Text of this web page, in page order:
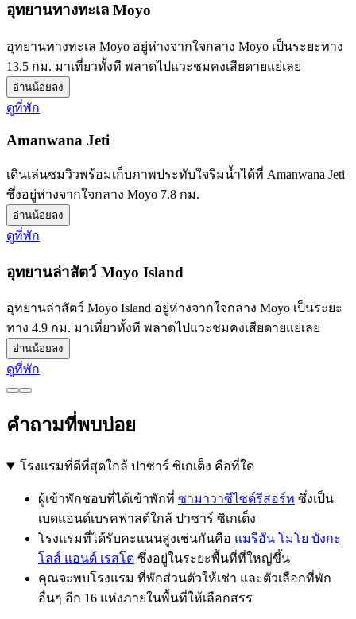
อุทยานทางทะเล Moyo
อุทยานทางทะเล Moyo อยู่ห่างจากใจกลาง Moyo เป็นระยะทาง
13.5 กม. มาเที่ยวทั้งที พลาดไปแวะชมคงเสียดายแย่เลย
อ่านน้อยลง
ดูที่พัก
Amanwana Jeti
เดินเล่นชมวิวพร้อมเก็บภาพประทับใจริมน้ำได้ที่ Amanwana Jeti
ซึ่งอยู่ห่างจากใจกลาง Moyo 7.8 กม.
อ่านน้อยลง
ดูที่พัก
อุทยานล่าสัตว์ Moyo Island
อุทยานล่าสัตว์ Moyo Island อยู่ห่างจากใจกลาง Moyo เป็นระยะ
ทาง 4.9 กม. มาเที่ยวทั้งที พลาดไปแวะชมคงเสียดายแย่เลย
อ่านน้อยลง
ดูที่พัก
คำถามที่พบบ่อย
โรงแรมที่ดีที่สุดใกล้ ปาซาร์ ซิเกเต็ง คือที่ใด
ผู้เข้าพักชอบที่ได้เข้าพักที่ ซามาวาซีไซด์รีสอร์ท ซึ่งเป็น
เบดแอนด์เบรคฟาสต์ใกล้ ปาซาร์ ซิเกเต็ง
โรงแรมที่ได้รับคะแนนสูงเช่นกันคือ แมรีอัน โมโย บังกะ
โลส์ แอนด์ เรสโต ซึ่งอยู่ในระยะพื้นที่ที่ใหญ่ขึ้น
คุณจะพบโรงแรม ที่พักส่วนตัวให้เช่า และตัวเลือกที่พัก
อื่นๆ อีก 16 แห่งภายในพื้นที่ให้เลือกสรร